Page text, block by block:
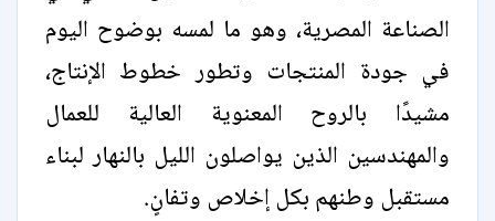
الصناعة المصرية، وهو ما لمسه بوضوح اليوم
في جودة المنتجات وتطور خطوط الإنتاج،
مشيدًا بالروح المعنوية العالية للعمال
والمهندسين الذين يواصلون الليل بالنهار لبناء
مستقبل وطنهم بكل إخلاص وتفانٍ.